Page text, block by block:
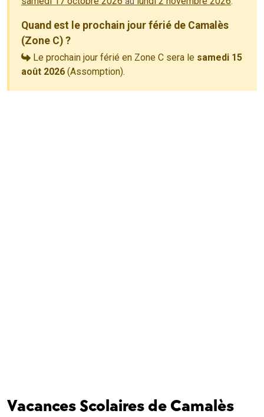
Quand est le prochain jour férié de Camalès
(Zone C) ?
Le prochain jour férié en Zone C sera le samedi 15
août 2026 (Assomption).
Vacances Scolaires de Camalès